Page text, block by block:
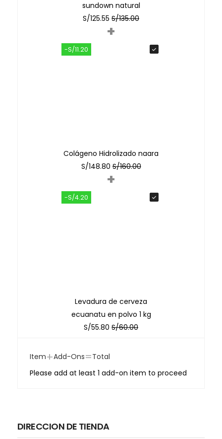
sundown natural
S/125.55 S/135.00
+
-S/11.20
Colágeno Hidrolizado naara
S/148.80 S/160.00
+
-S/4.20
Levadura de cerveza
ecuanatu en polvo 1 kg
S/55.80 S/60.00
Item+Add-Ons=Total
Please add at least 1 add-on item to proceed
DIRECCION DE TIENDA